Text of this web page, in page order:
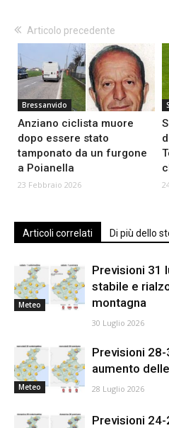
Articolo precedente
Bressanvido
Anziano ciclista muore
dopo essere stato
tamponato da un furgone
a Poianella
23 Febbraio 2026
Articoli correlati Di più dello
Meteo
Previsioni 31
stabile e
montagna
30 Luglio 2026
Meteo
Previsioni
aumento
28 Luglio 2026
Previsioni